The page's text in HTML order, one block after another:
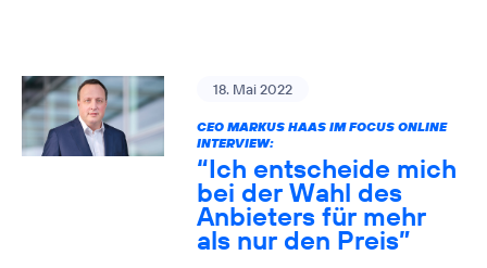
18. Mai 2022
CEO MARKUS HAAS IM FOCUS ONLINE
INTERVIEW:
“Ich entscheide mich
bei der Wahl des
Anbieters für mehr
als nur den Preis”